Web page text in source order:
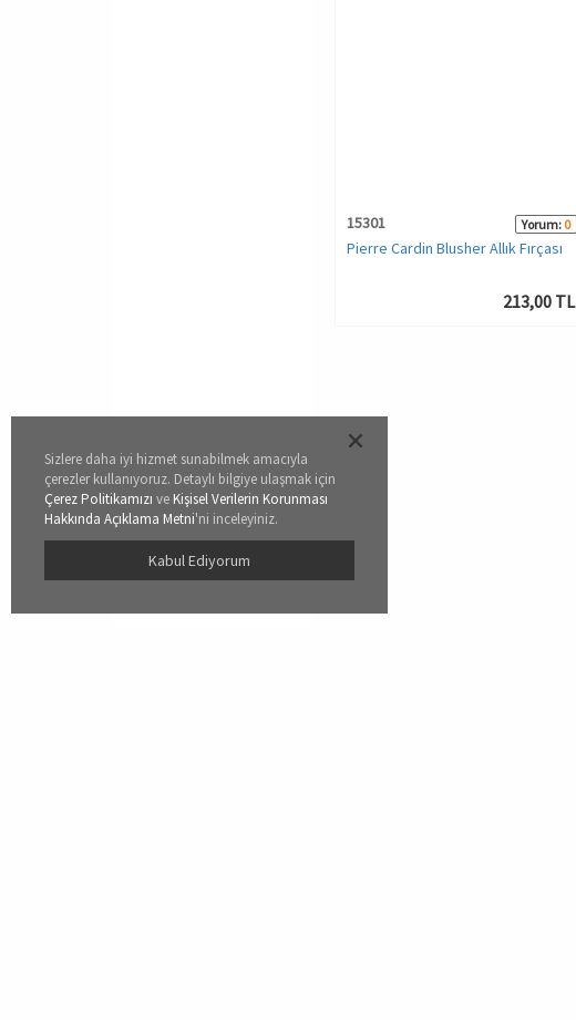
Sizlere daha iyi hizmet sunabilmek amacıyla
çerezler kullanıyoruz. Detaylı bilgiye ulaşmak için
Çerez Politikamızı ve Kişisel Verilerin Korunması
Hakkında Açıklama Metni'ni inceleyiniz.
Kabul Ediyorum
15301 Yorum: 0
Pierre Cardin Blusher Allık Fırçası
213,00 TL